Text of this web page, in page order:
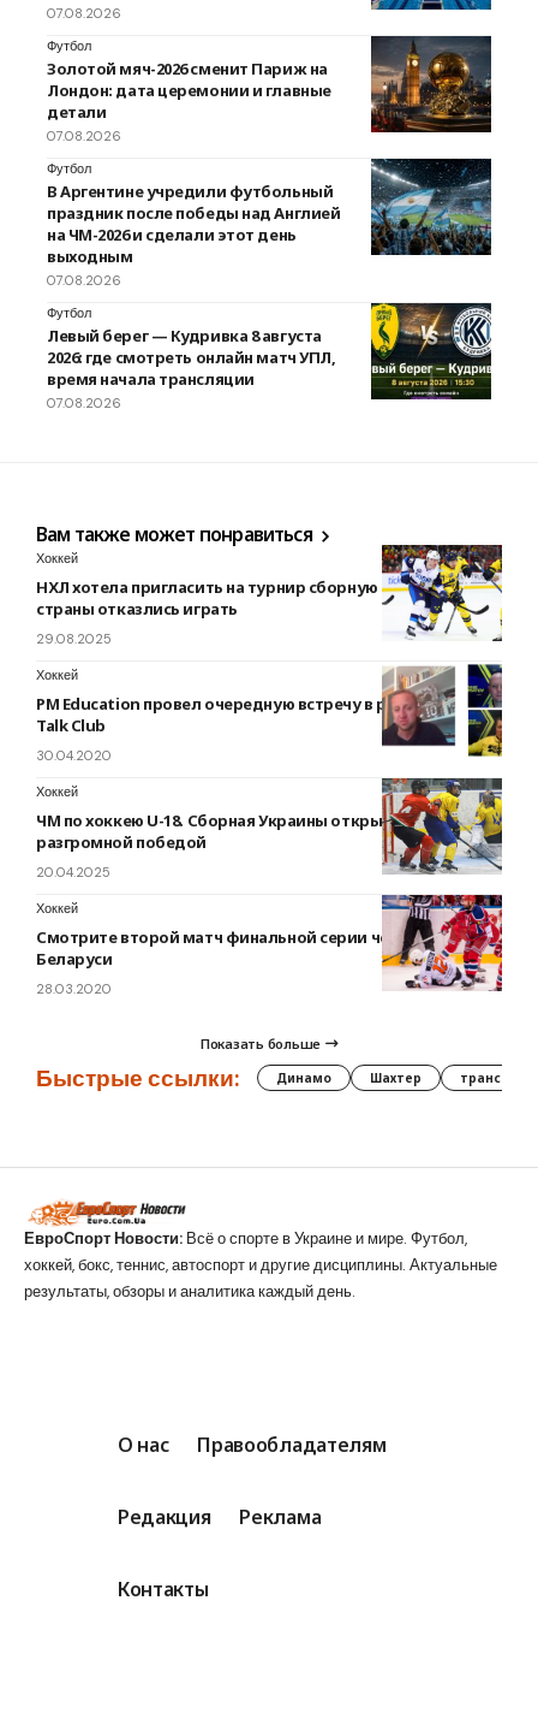
07.08.2026
Футбол
Золотой мяч-2026 сменит Париж на
Лондон: дата церемонии и главные
детали
07.08.2026
Футбол
В Аргентине учредили футбольный
праздник после победы над Англией
на ЧМ-2026 и сделали этот день
выходным
07.08.2026
Футбол
Левый берег — Кудривка 8 августа
2026: где смотреть онлайн матч УПЛ,
время начала трансляции
07.08.2026
Вам также может понравиться
Хоккей
НХЛ хотела пригласить на турнир сборную россии. Две
страны отказлись играть
29.08.2025
Хоккей
PM Education провел очередную встречу в рамках Sports
Talk Club
30.04.2020
Хоккей
ЧМ по хоккею U-18. Сборная Украины открыла турнир
разгромной победой
20.04.2025
Хоккей
Смотрите второй матч финальной серии чемпионата
Беларуси
28.03.2020
Показать больше
Быстрые ссылки: Динамо Шахтер трансферы
ЕвроСпорт Новости: Всё о спорте в Украине и мире. Футбол,
хоккей, бокс, теннис, автоспорт и другие дисциплины. Актуальные
результаты, обзоры и аналитика каждый день.
О нас Правообладателям
Редакция Реклама
Контакты